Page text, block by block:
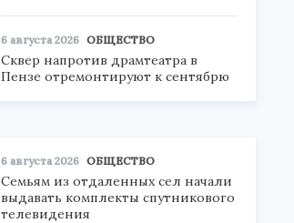
6 августа 2026 ОБЩЕСТВО
Сквер напротив драмтеатра в
Пензе отремонтируют к сентябрю
6 августа 2026 ОБЩЕСТВО
Семьям из отдаленных сел начали
выдавать комплекты спутникового
телевидения